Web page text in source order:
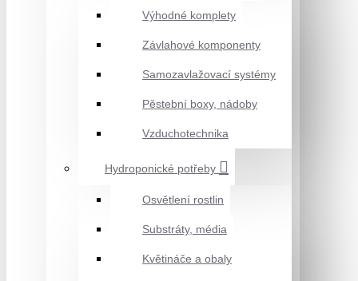
Výhodné komplety
Závlahové komponenty
Samozavlažovací systémy
Pěstební boxy, nádoby
Vzduchotechnika
Hydroponické potřeby
Osvětlení rostlin
Substráty, média
Květináče a obaly